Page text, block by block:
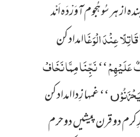
از ہر سُو ہُجوم آوَرْدَہ اَنْد
عِنْدَ الْوَغَاامداد کن
عَلَیْہِمْ ‘‘ نَجِّنَا مِمَّا نَخَافْ
‘‘غمہا زِدا امداد کن
دو قرن پیشیں دو حرم